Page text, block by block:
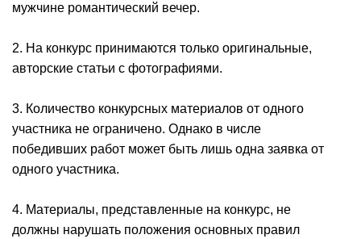
мужчине романтический вечер.
2. На конкурс принимаются только оригинальные,
авторские статьи с фотографиями.
3. Количество конкурсных материалов от одного
участника не ограничено. Однако в числе
победивших работ может быть лишь одна заявка от
одного участника.
4. Материалы, представленные на конкурс, не
должны нарушать положения основных правил